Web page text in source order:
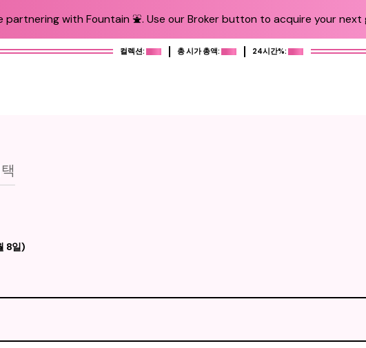
partnering with Fountain ⛲️. Use our Broker button to acquire your next
컬렉션: 총 시가 총액: 24시간%:
8일)